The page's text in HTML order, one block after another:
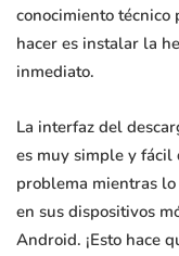
conocimiento técnico
hacer es instalar la
inmediato.
La interfaz del
es muy simple y fácil
problema mientras
en sus dispositivos
Android. ¡Esto hace